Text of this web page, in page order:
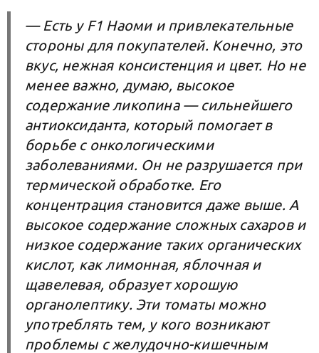
— Есть у F1 Наоми и привлекательные
стороны для покупателей. Конечно, это
вкус, нежная консистенция и цвет. Но не
менее важно, думаю, высокое
содержание ликопина — сильнейшего
антиоксиданта, который помогает в
борьбе с онкологическими
заболеваниями. Он не разрушается при
термической обработке. Его
концентрация становится даже выше. А
высокое содержание сложных сахаров и
низкое содержание таких органических
кислот, как лимонная, яблочная и
щавелевая, образует хорошую
органолептику. Эти томаты можно
употреблять тем, у кого возникают
проблемы с желудочно-кишечным